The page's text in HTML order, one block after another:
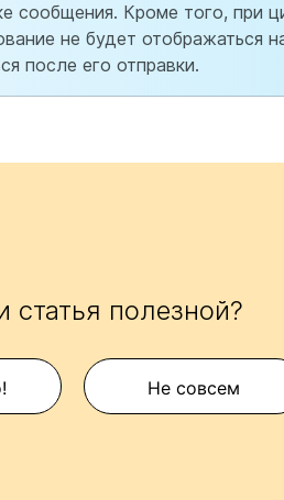
сообщения. Кроме того, при
не будет отображаться
после его отправки.
статья полезной?
Не совсем